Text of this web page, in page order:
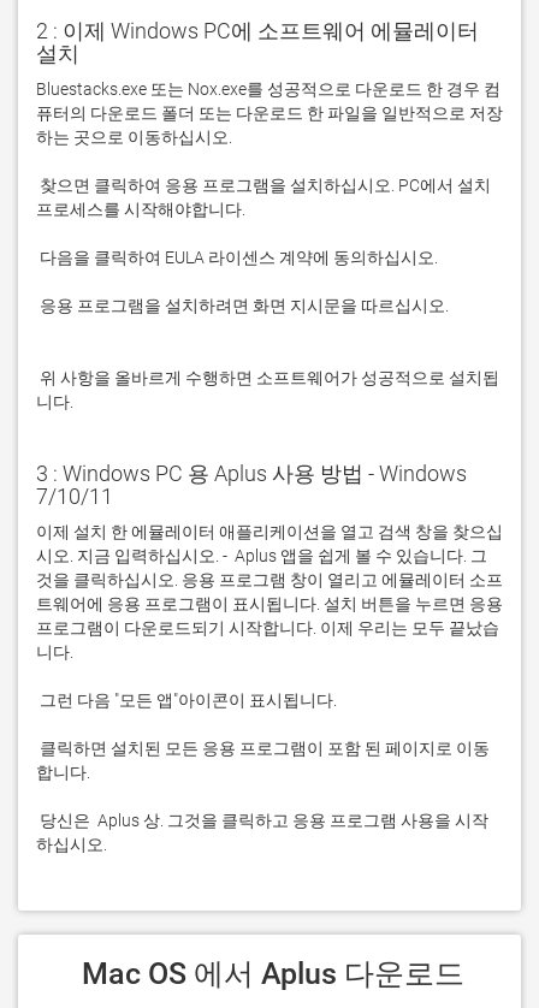
2 : 이제 Windows PC에 소프트웨어 에뮬레이터
설치
Bluestacks.exe 또는 Nox.exe를 성공적으로 다운로드 한 경우 컴
퓨터의 다운로드 폴더 또는 다운로드 한 파일을 일반적으로 저장
니다.
3 : Windows PC 용 Aplus 사용 방법 - Windows
7/10/11
이제 설치 한 에뮬레이터 애플리케이션을 열고 검색 창을 찾으십
시오. 지금 입력하십시오. -  Aplus 앱을 쉽게 볼 수 있습니다. 그
것을 클릭하십시오. 응용 프로그램 창이 열리고 에뮬레이터 소프
트웨어에 응용 프로그램이 표시됩니다. 설치 버튼을 누르면 응용
프로그램이 다운로드되기 시작합니다. 이제 우리는 모두 끝났습
하십시오.
Mac OS 에서 Aplus 다운로드